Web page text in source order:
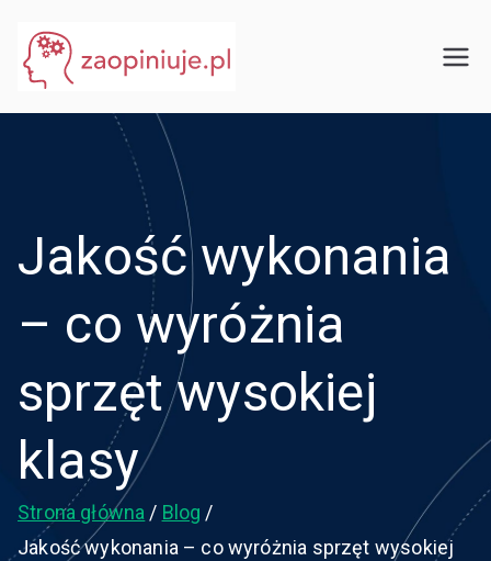
treści
Jakość wykonania
– co wyróżnia
sprzęt wysokiej
klasy
Strona główna
Blog
Jakość wykonania – co wyróżnia sprzęt wysokiej